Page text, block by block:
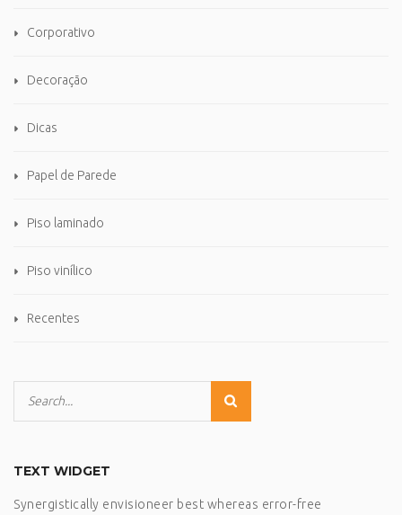
Corporativo
Decoração
Dicas
Papel de Parede
Piso laminado
Piso vinílico
Recentes
TEXT WIDGET
Synergistically envisioneer best whereas error-free